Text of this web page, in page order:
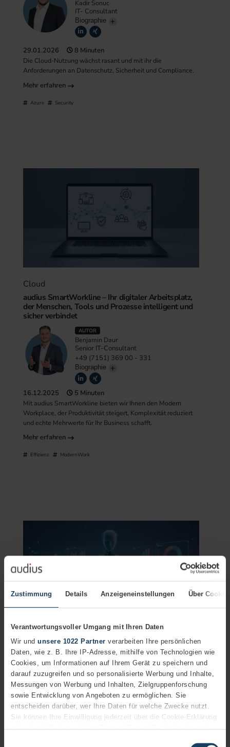
Zustimmung Details Anzeigeneinstellungen Über
Verantwortungsvoller Umgang mit Ihren Daten
Wir undunsere 1022 Partner verarbeiten Ihre persönlichen
Daten, wie z. B. Ihre IP-Adresse, mithilfe von Technologien wie
Cookies, um Informationen auf Ihrem Gerät zu speichern und
darauf zuzugreifen und so personalisierte Werbung und Inhalte,
Messungen von Werbung und Inhalten, Zielgruppenforschung
sowie Entwicklung von Angeboten zu ermöglichen. Sie
entscheiden darüber, wer Ihre Daten für welche Zwecke nutzt.
Sie können Ihre Einwilligung jederzeit über die Cookie-Erklärung
oder durch Klicken auf das Privacy Trigger Symbol ändern oder
Kadir Sonuc
IT- Consultant
Biographie
29.01.2026 8 Minuten
Die Cloud-Nutzung wächst rasant und mit ihr die
Anforderungen an Datenschutz, Sicherheit und Compliance.
Mehr erfahren
Azure Security
Cloud
audius SmartWorkline – Ihr digitaler Arbeitsplatz,
der Menschen, Tools und Prozesse intelligent und
sicher verbindet
AUTOR
Benjamin Daur
Senior IT-Consultant
+49 (7151) 369 00 - 331
Biographie
16.12.2025 5 Minuten
Mit audius SmartWorkline bieten wir Ihnen den Modern
Workplace, der Produktivität steigert, Komplexität reduziert
und echte Mehrwerte für Ihr Business schafft.
Mehr erfahren
Effizienz ModernWork
Cloud
Microsoft Azure: Der Unterschied zwischen Azure
KI-Komponenten und Azure AI Foundry
AUTOR
Benjamin Daur
Senior IT-Consultant
+49 (7151) 369 00 - 331
Biographie